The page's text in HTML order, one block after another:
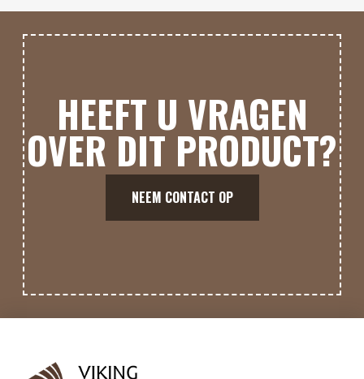
HEEFT U VRAGEN
OVER DIT PRODUCT?
NEEM CONTACT OP